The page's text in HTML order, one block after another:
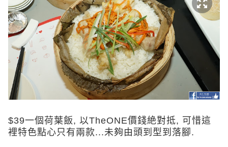
$39一個荷葉飯, 以TheONE價錢絶對抵, 可惜這
裡特色點心只有兩款...未夠由頭到型到落腳.